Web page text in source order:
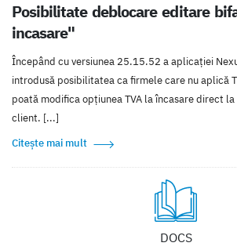
Posibilitate deblocare editare
incasare"
Începând cu versiunea 25.15.52 a aplicației
introdusă posibilitatea ca firmele care nu aplică
poată modifica opțiunea TVA la încasare direct
client. [...]
Citește mai mult
DOCS